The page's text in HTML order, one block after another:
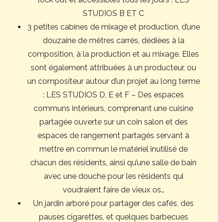
STUDIOS B ET C
3 petites cabines de mixage et production, d’une
douzaine de mètres carrés, dédiées à la
composition, à la production et au mixage. Elles
sont également attribuées à un producteur, ou
un compositeur autour d’un projet au long terme
: LES STUDIOS D, E et F – Des espaces
communs intérieurs, comprenant une cuisine
partagée ouverte sur un coin salon et des
espaces de rangement partagés servant à
mettre en commun le matériel inutilisé de
chacun des résidents, ainsi qu’une salle de bain
avec une douche pour les résidents qui
voudraient faire de vieux os…
Un jardin arboré pour partager des cafés, des
pauses cigarettes, et quelques barbecues